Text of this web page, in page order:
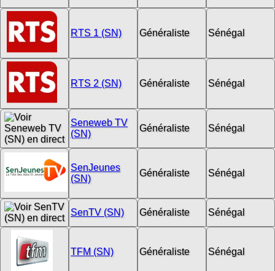
RTS 1 (SN) Généraliste Sénégal
RTS 2 (SN) Généraliste Sénégal
Seneweb TV
(SN)
Généraliste Sénégal
SenJeunes
(SN)
Généraliste Sénégal
SenTV (SN) Généraliste Sénégal
TFM (SN) Généraliste Sénégal